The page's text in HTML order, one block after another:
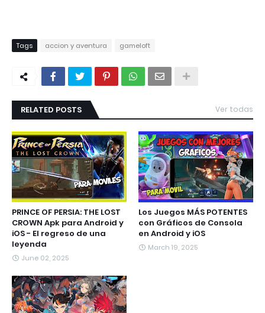
Tags accion y aventura gameloft
RELATED POSTS Ver todas
PRINCE OF PERSIA: THE LOST
CROWN Apk para Android y
iOS - El regreso de una
leyenda
June 02, 2025
Los Juegos MÁS POTENTES
con Gráficos de Consola
en Android y iOS
March 19, 2025